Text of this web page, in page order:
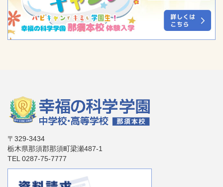
〒329-3434
栃木県那須郡那須町梁瀬487-1
TEL 0287-75-7777